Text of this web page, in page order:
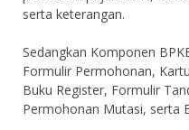
serta keterangan.
Sedangkan Komponen
Formulir Permohonan,
Buku Register, Formulir
Permohonan Mutasi, serta